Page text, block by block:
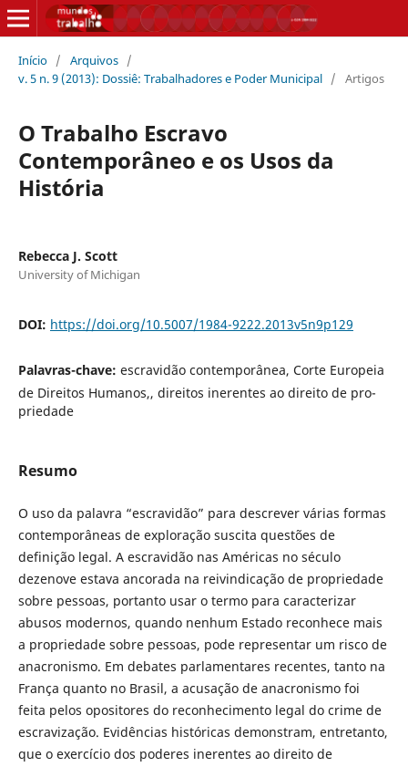
Início / Arquivos /
v. 5 n. 9 (2013): Dossiê: Trabalhadores e Poder Municipal / Artigos
O Trabalho Escravo
Contemporâneo e os Usos da
História
Rebecca J. Scott
University of Michigan
DOI: https://doi.org/10.5007/1984-9222.2013v5n9p129
Palavras-chave: escravidão contemporânea, Corte Europeia
de Direitos Humanos,, direitos inerentes ao direito de pro-
priedade
Resumo
O uso da palavra “escravidão” para descrever várias formas
contemporâneas de exploração suscita questões de
definição legal. A escravidão nas Américas no século
dezenove estava ancorada na reivindicação de propriedade
sobre pessoas, portanto usar o termo para caracterizar
abusos modernos, quando nenhum Estado reconhece mais
a propriedade sobre pessoas, pode representar um risco de
anacronismo. Em debates parlamentares recentes, tanto na
França quanto no Brasil, a acusação de anacronismo foi
feita pelos opositores do reconhecimento legal do crime de
escravização. Evidências históricas demonstram, entretanto,
que o exercício dos poderes inerentes ao direito de